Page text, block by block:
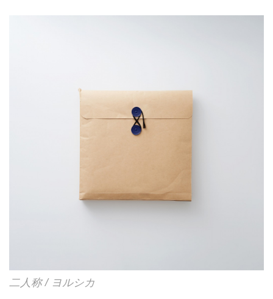
ARPG『鳴潮...
二人称 / ヨルシカ